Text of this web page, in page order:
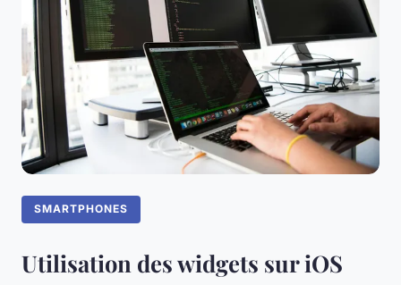
SMARTPHONES
Utilisation des widgets sur iOS